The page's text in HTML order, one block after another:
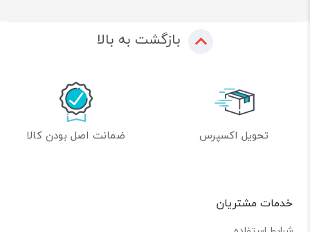
بازگشت به بالا
تحویل اکسپرس ضمانت اصل بودن کالا
خدمات مشتریان